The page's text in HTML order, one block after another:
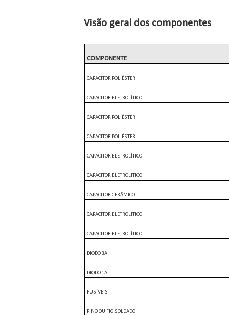
Visão geral dos componentes
COMPONENTE
CAPACITOR POLIÉSTER
CAPACITOR ELETROLÍTICO
CAPACITOR POLIÉSTER
CAPACITOR POLIÉSTER
CAPACITOR ELETROLÍTICO
CAPACITOR ELETROLÍTICO
CAPACITOR CERÂMICO
CAPACITOR ELETROLÍTICO
CAPACITOR ELETROLÍTICO
DIODO 3A
DIODO 1A
FUSÍVEIS
PINO OU FIO SOLDADO